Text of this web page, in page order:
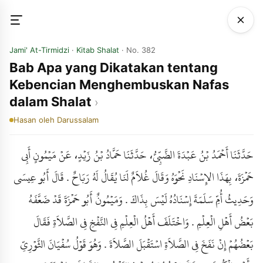
Jami' At-Tirmidzi · Kitab Shalat · No. 382
Bab Apa yang Dikatakan tentang
Kebencian Menghembuskan Nafas
dalam Shalat
Hasan oleh Darussalam
حَدَّثَنَا أَحْمَدُ بْنُ عَبْدَةَ الضَّبِّيُّ، حَدَّثَنَا حَمَّادُ بْنُ زَيْدٍ، عَنْ مَيْمُونٍ أَبِي
حَمْزَةَ، بِهَذَا الإِسْنَادِ نَحْوَهُ وَقَالَ غُلاَمٌ لَنَا يُقَالُ لَهُ رَبَاحٌ . قَالَ أَبُو عِيسَى
وَحَدِيثُ أُمِّ سَلَمَةَ إِسْنَادُهُ لَيْسَ بِذَاكَ . وَمَيْمُونٌ أَبُو حَمْزَةَ قَدْ ضَعَّفَهُ
بَعْضُ أَهْلِ الْعِلْمِ . وَاخْتَلَفَ أَهْلُ الْعِلْمِ فِي النَّفْخِ فِي الصَّلاَةِ فَقَالَ
بَعْضُهُمْ إِنْ نَفَخَ فِي الصَّلاَةِ اسْتَقْبَلَ الصَّلاَةَ . وَهُوَ قَوْلُ سُفْيَانَ الثَّوْرِيِّ